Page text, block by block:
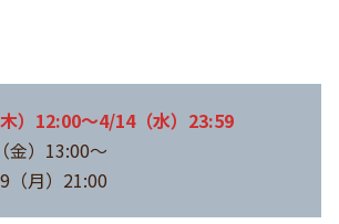
）12:00～4/14（水）23:59
金）13:00～
（月）21:00